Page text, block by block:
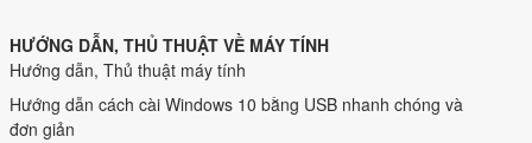
HƯỚNG DẪN, THỦ THUẬT VỀ MÁY TÍNH
Hướng dẫn, Thủ thuật máy tính
Hướng dẫn cách cài Windows 10 bằng USB nhanh chóng và
đơn giản